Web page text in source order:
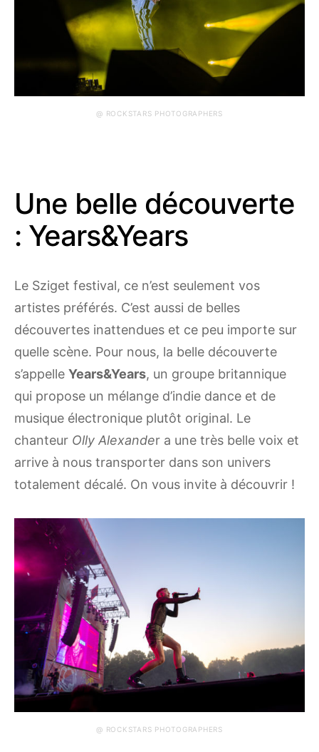
@ ROCKSTARS PHOTOGRAPHERS
Une belle découverte
: Years&Years
Le Sziget festival, ce n’est seulement vos
artistes préférés. C’est aussi de belles
découvertes inattendues et ce peu importe sur
quelle scène. Pour nous, la belle découverte
s’appelle Years&Years, un groupe britannique
qui propose un mélange d’indie dance et de
musique électronique plutôt original. Le
chanteur Olly Alexander a une très belle voix et
arrive à nous transporter dans son univers
totalement décalé. On vous invite à découvrir !
@ ROCKSTARS PHOTOGRAPHERS